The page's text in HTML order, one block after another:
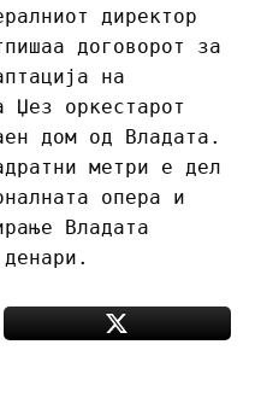
директор
договорот за
на
Џез оркестарот
дом од Владата.
метри е дел
опера и
Владата